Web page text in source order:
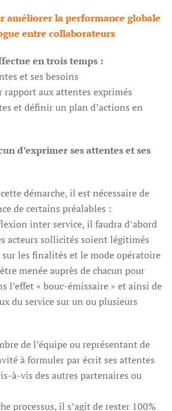
améliorer la performance globale
entre collaborateurs
en trois temps :
et ses besoins
rapport aux attentes exprimés
et définir un plan d’actions en
d’exprimer ses attentes et ses
démarche, il est nécessaire de
de certains préalables :
inter service, il faudra d’abord
acteurs sollicités soient légitimés
les finalités et le mode opératoire
menée auprès de chacun pour
l’effet « bouc-émissaire » et ainsi de
du service sur un ou plusieurs
de l’équipe ou représentant de
à formuler par écrit ses attentes
à-vis des autres partenaires ou
processus, il s’agit de rester 100%